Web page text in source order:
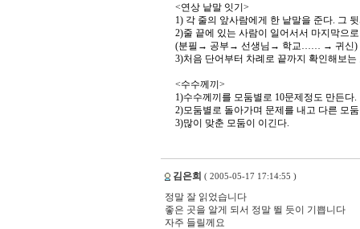
<연상 낱말 잇기>
1) 각 줄의 앞사람에게 한 낱말을 준다. 그
2)줄 끝에 있는 사람이 일어서서 마지막으
(분필→ 공부→ 선생님→ 학교…… → 귀신)
3)처음 단어부터 차례로 끝까지 확인해보
<수수께끼>
1)수수께끼를 모둠별로 10문제정도 만든다.
2)모둠별로 돌아가며 문제를 내고 다른 모
3)많이 맞춘 모둠이 이긴다.
김은희 ( 2005-05-17 17:14:55 )
정말 잘 읽었습니다
좋은 곳을 알게 되서 정말 뛸 듯이 기쁩니다
자주 들릴께요